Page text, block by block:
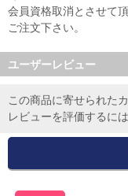
会員資格取消とさせて
ご注文下さい。
ユーザーレビュー
この商品に寄せられた
レビューを評価するには